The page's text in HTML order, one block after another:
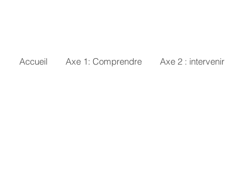
Accueil Axe 1: Comprendre Axe 2 : intervenir